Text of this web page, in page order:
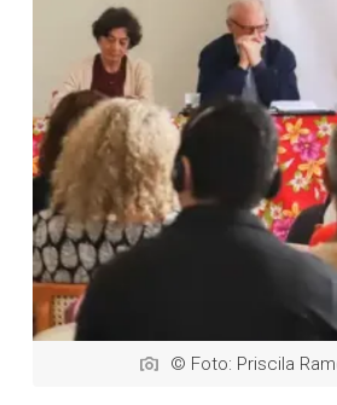
© Foto: Priscila